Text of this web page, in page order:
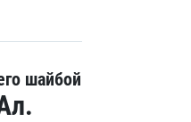
шайбой